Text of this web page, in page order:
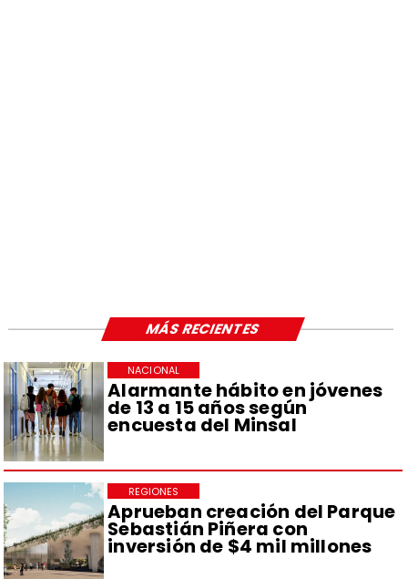
Alarmante hábito en jóvenes
de 13 a 15 años según
encuesta del Minsal
NACIONAL
Aprueban creación del Parque
Sebastián Piñera con
inversión de $4 mil millones
REGIONES
MÁS RECIENTES